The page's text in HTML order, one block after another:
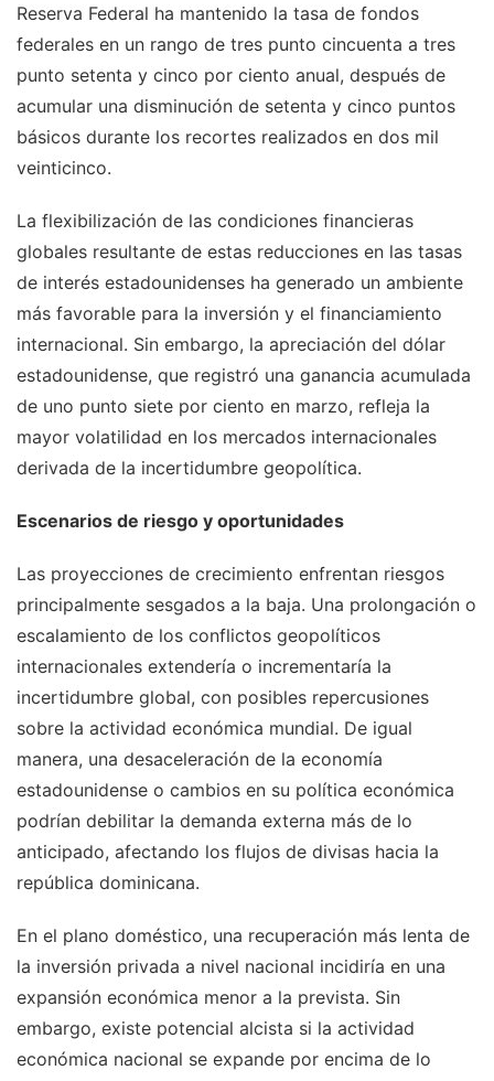
Reserva Federal ha mantenido la tasa de fondos
federales en un rango de tres punto cincuenta a tres
punto setenta y cinco por ciento anual, después de
acumular una disminución de setenta y cinco puntos
básicos durante los recortes realizados en dos mil
veinticinco.
La flexibilización de las condiciones financieras
globales resultante de estas reducciones en las tasas
de interés estadounidenses ha generado un ambiente
más favorable para la inversión y el financiamiento
internacional. Sin embargo, la apreciación del dólar
estadounidense, que registró una ganancia acumulada
de uno punto siete por ciento en marzo, refleja la
mayor volatilidad en los mercados internacionales
derivada de la incertidumbre geopolítica.
Escenarios de riesgo y oportunidades
Las proyecciones de crecimiento enfrentan riesgos
principalmente sesgados a la baja. Una prolongación o
escalamiento de los conflictos geopolíticos
internacionales extendería o incrementaría la
incertidumbre global, con posibles repercusiones
sobre la actividad económica mundial. De igual
manera, una desaceleración de la economía
estadounidense o cambios en su política económica
podrían debilitar la demanda externa más de lo
anticipado, afectando los flujos de divisas hacia la
república dominicana.
En el plano doméstico, una recuperación más lenta de
la inversión privada a nivel nacional incidiría en una
expansión económica menor a la prevista. Sin
embargo, existe potencial alcista si la actividad
económica nacional se expande por encima de lo